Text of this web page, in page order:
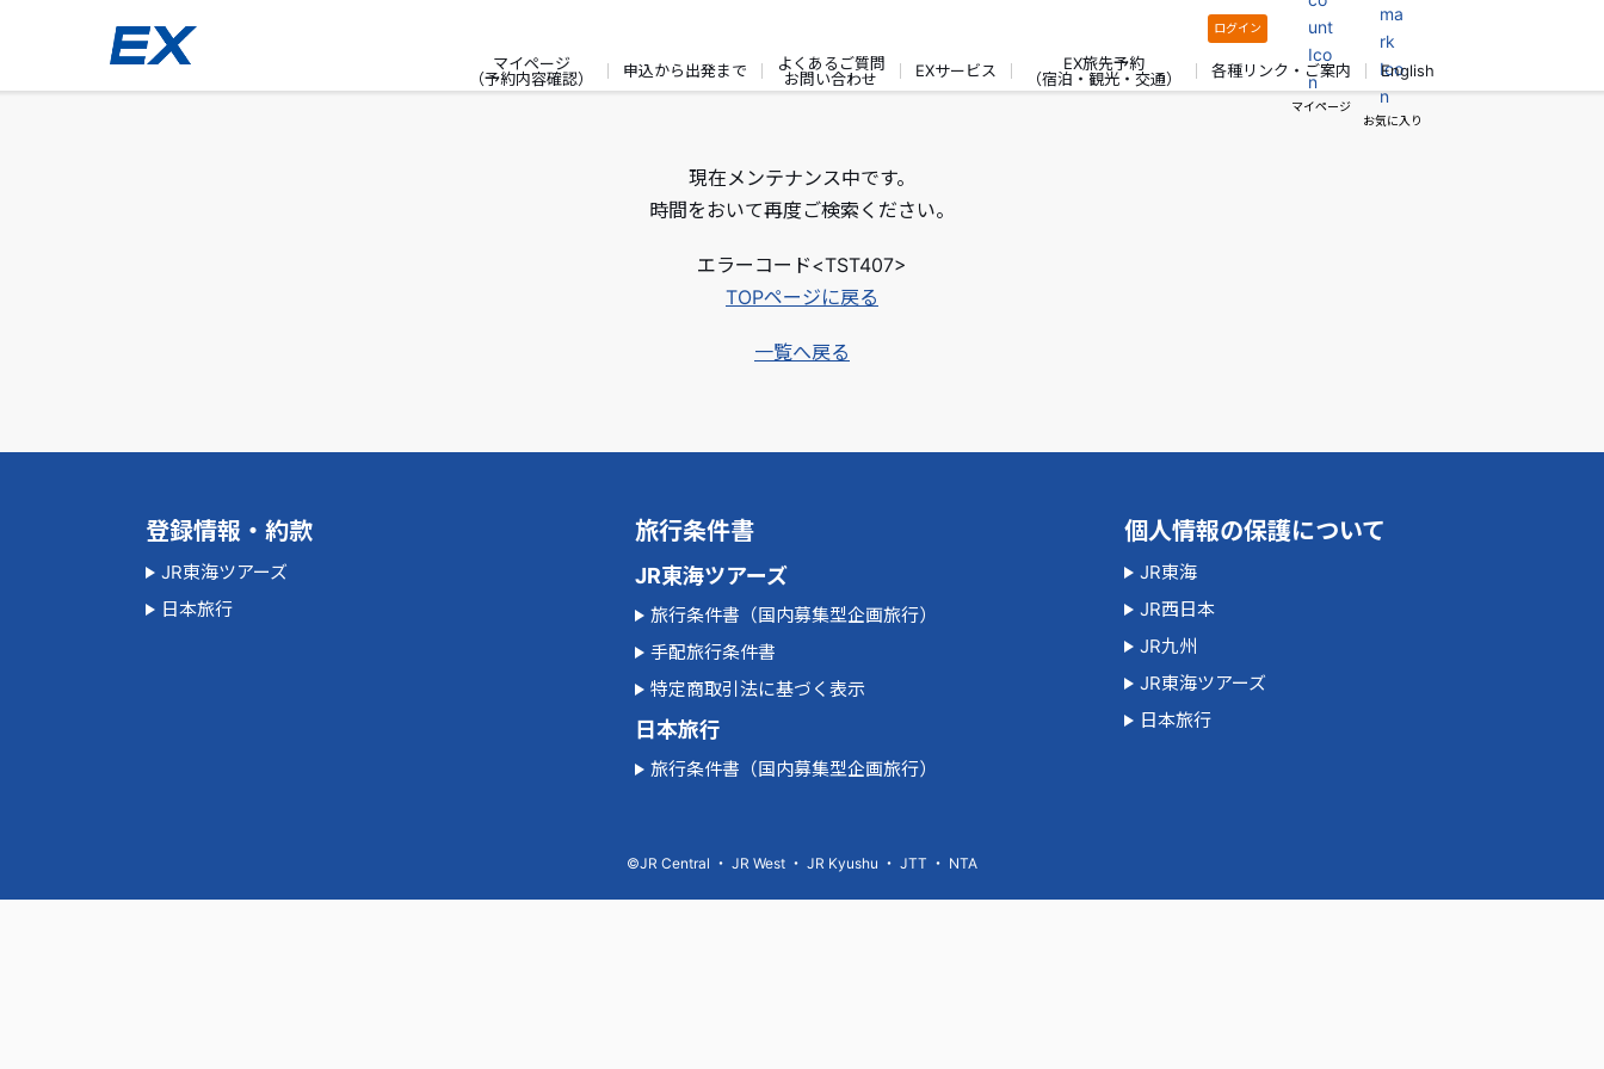
ログイン
マイページ
お気に入り
マイページ
（予約内容確認）
申込から出発まで
よくあるご質問
お問い合わせ
EXサービス
EX旅先予約
（宿泊・観光・交通）
各種リンク・ご案内 English
現在メンテナンス中です。
時間をおいて再度ご検索ください。
エラーコード<TST407>
TOPページに戻る
一覧へ戻る
登録情報・約款
JR東海ツアーズ
日本旅行
旅行条件書
JR東海ツアーズ
旅行条件書（国内募集型企画旅行）
手配旅行条件書
特定商取引法に基づく表示
日本旅行
旅行条件書（国内募集型企画旅行）
個人情報の保護について
JR東海
JR西日本
JR九州
JR東海ツアーズ
日本旅行
©JR Central ・ JR West ・ JR Kyushu ・ JTT ・ NTA